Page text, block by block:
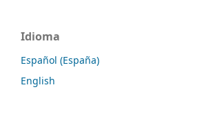
Idioma
Español (España)
English